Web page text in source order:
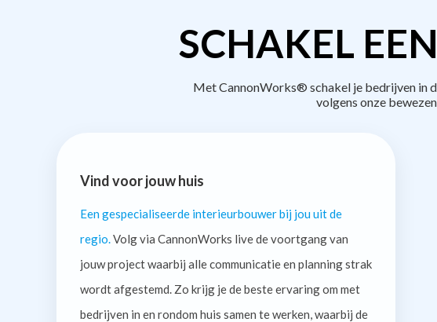
SCHAKEL
Met CannonWorks® schakel je bedrijven in
volgens onze
Vind voor jouw huis
Een gespecialiseerde interieurbouwer bij jou uit de
regio. Volg via CannonWorks live de voortgang van
jouw project waarbij alle communicatie en planning strak
wordt afgestemd. Zo krijg je de beste ervaring om met
bedrijven in en rondom huis samen te werken, waarbij de